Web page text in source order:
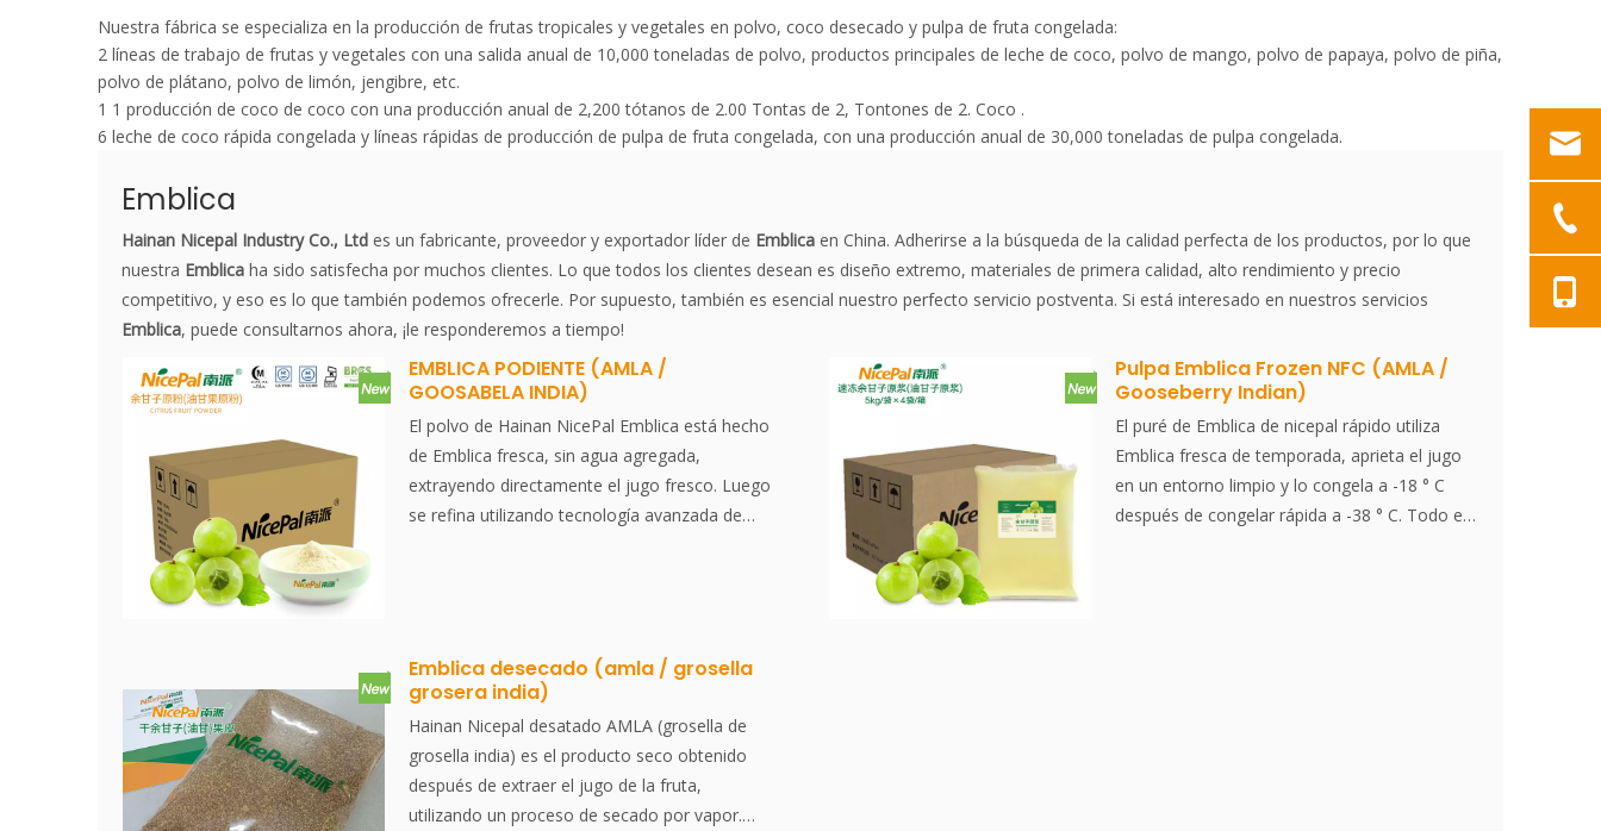
Nuestra fábrica se especializa en la producción de frutas tropicales y vegetales en polvo, coco desecado y pulpa de fruta congelada:
2 líneas de trabajo de frutas y vegetales con una salida anual de 10,000 toneladas de polvo, productos principales de leche de coco, polvo de mango, polvo de papaya, polvo de piña,
polvo de plátano, polvo de limón, jengibre, etc.
1 1 producción de coco de coco con una producción anual de 2,200 tótanos de 2.00 Tontas de 2, Tontones de 2. Coco .
6 leche de coco rápida congelada y líneas rápidas de producción de pulpa de fruta congelada, con una producción anual de 30,000 toneladas de pulpa congelada.
Emblica
Hainan Nicepal Industry Co., Ltd es un fabricante, proveedor y exportador líder de Emblica en China. Adherirse a la búsqueda de la calidad perfecta de los productos, por lo que
nuestra Emblica ha sido satisfecha por muchos clientes. Lo que todos los clientes desean es diseño extremo, materiales de primera calidad, alto rendimiento y precio
competitivo, y eso es lo que también podemos ofrecerle. Por supuesto, también es esencial nuestro perfecto servicio postventa. Si está interesado en nuestros servicios
Emblica, puede consultarnos ahora, ¡le responderemos a tiempo!
EMBLICA PODIENTE (AMLA /
GOOSABELA INDIA)
El polvo de Hainan NicePal Emblica está hecho
de Emblica fresca, sin agua agregada,
extrayendo directamente el jugo fresco. Luego
se refina utilizando tecnología avanzada de
excelente ingrediente alimentario. Sin aditivos,
sin esencia. Phyllanthus emblica, también
conocido como Emblic, Emblic Myrobalan,
Myrobalan, India Goosberry, Malacca Tree o
Amla, del sánscrito आमलकी, es un árbol
caducifolio de la familia Phyllanthaceae. Su
Pulpa Emblica Frozen NFC (AMLA /
Gooseberry Indian)
El puré de Emblica de nicepal rápido utiliza
Emblica fresca de temporada, aprieta el jugo
en un entorno limpio y lo congela a -18 ° C
después de congelar rápida a -38 ° C. Todo el
Emblica desecado (amla / grosella
grosera india)
Hainan Nicepal desatado AMLA (grosella de
grosella india) es el producto seco obtenido
después de extraer el jugo de la fruta,
utilizando un proceso de secado por vapor.